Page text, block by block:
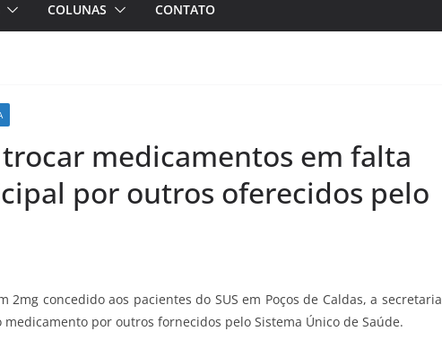
COLUNAS CONTATO
medicamentos em falta
por outros oferecidos pelo
2mg concedido aos pacientes do SUS em Poços de Caldas, a secretaria
por outros fornecidos pelo Sistema Único de Saúde.